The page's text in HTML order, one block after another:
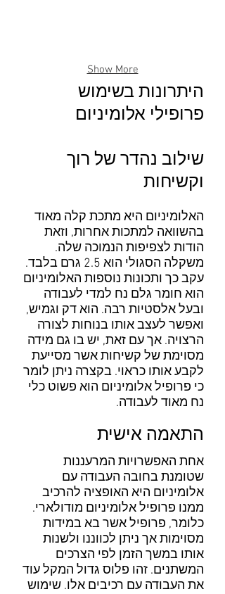
Show More
היתרונות בשימוש
פרופילי אלומיניום
שילוב נהדר של רוך
וקשיחות
האלומיניום היא מתכת קלה מאוד
בהשוואה למתכות אחרות, וזאת
הודות לצפיפות הנמוכה שלה.
משקלה הסגולי הוא 2.5 גרם בלבד.
עקב כך ותכונות נוספות האלומיניום
הוא חומר גלם נח למדי לעבודה
ובעל אלסטיות רבה. הוא דק וגמיש,
ואפשר לעצב אותו בנוחות לצורה
הרצויה. אך עם זאת, יש בו גם מידה
מסוימת של קשיחות אשר מסייעת
לקבע אותו כראוי. בקצרה ניתן לומר
כי פרופיל אלומיניום הוא פשוט כלי
נח מאוד לעבודה.
התאמה אישית
אחת האפשרויות המרעננות
שטומנת בחובה העבודה עם
אלומיניום היא האופציה להרכיב
ממנו פרופיל אלומיניום מודולארי.
כלומר, פרופיל אשר בא במידות
מסוימות אך ניתן לכווננו ולשנות
אותו במשך הזמן לפי הצרכים
המשתנים. זהו פלוס גדול המקל עוד
את העבודה עם רכיבים אלו. שימוש